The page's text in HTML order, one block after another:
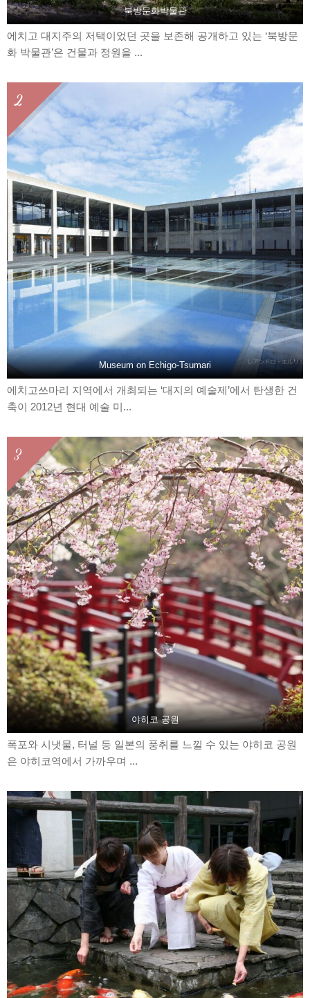
북방문화박물관
에치고 대지주의 저택이었던 곳을 보존해 공개하고 있는 ‘북방문
화 박물관’은 건물과 정원을 ...
2
Museum on Echigo-Tsumari
에치고쓰마리 지역에서 개최되는 ‘대지의 예술제’에서 탄생한 건
축이 2012년 현대 예술 미...
3
야히코 공원
폭포와 시냇물, 터널 등 일본의 풍취를 느낄 수 있는 야히코 공원
은 야히코역에서 가까우며 ...